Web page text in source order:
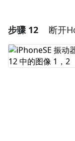
添加评论
步骤 12 断开